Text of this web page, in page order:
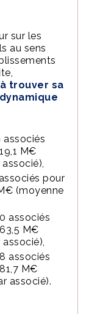
sur les
au sens
trouver sa
associés
M€
pour
(moyenne
associés
M€
associés
M€
associé).